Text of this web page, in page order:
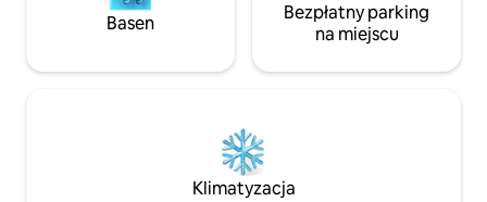
Basen
Bezpłatny parking
na miejscu
Klimatyzacja